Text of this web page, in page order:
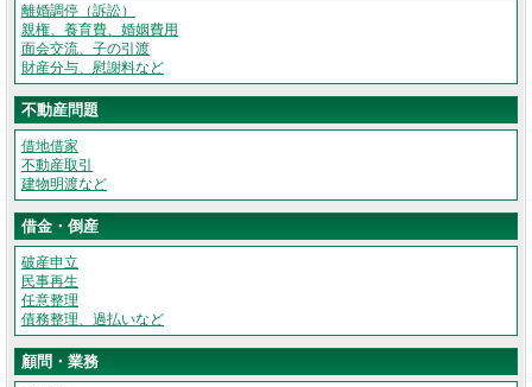
離婚調停（訴訟）
親権、養育費、婚姻費用
面会交流、子の引渡
財産分与、慰謝料など
不動産問題
借地借家
不動産取引
建物明渡など
借金・倒産
破産申立
民事再生
任意整理
債務整理、過払いなど
顧問・業務